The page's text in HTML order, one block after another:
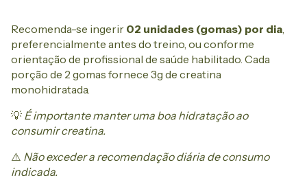
Recomenda-se ingerir 02 unidades (gomas) por dia
preferencialmente antes do treino, ou conforme
orientação de profissional de saúde habilitado. Cada
porção de 2 gomas fornece 3g de creatina
monohidratada.
💡 É importante manter uma boa hidratação ao
consumir creatina.
⚠️ Não exceder a recomendação diária de consumo
indicada.